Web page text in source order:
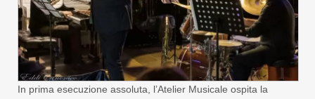
In prima esecuzione assoluta, l’Atelier Musicale ospita la